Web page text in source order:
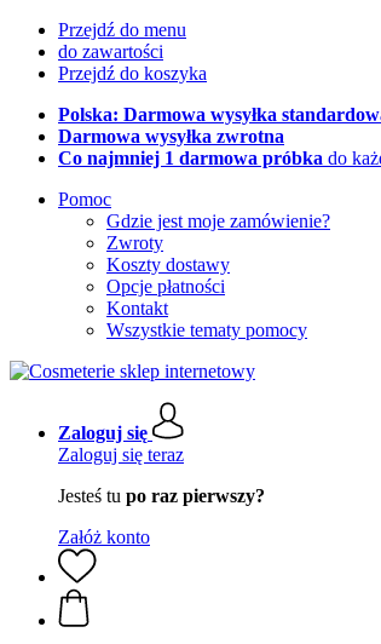
Przejdź do menu
do zawartości
Przejdź do koszyka
Polska: Darmowa wysyłka
Darmowa wysyłka zwrotna
Co najmniej 1 darmowa próbka do
Pomoc
Gdzie jest moje zamówienie?
Zwroty
Koszty dostawy
Opcje płatności
Kontakt
Wszystkie tematy pomocy
Zaloguj się
Zaloguj się teraz
Jesteś tu po raz pierwszy?
Załóż konto